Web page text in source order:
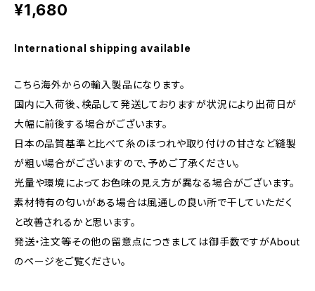
¥1,680
International shipping available
こちら海外からの輸入製品になります。
国内に入荷後、検品して発送しておりますが状況により出荷日が
大幅に前後する場合がございます。
日本の品質基準と比べて糸のほつれや取り付けの甘さなど縫製
が粗い場合がございますので、予めご了承ください。
光量や環境によってお色味の見え方が異なる場合がございます。
素材特有の匂いがある場合は風通しの良い所で干していただく
と改善されるかと思います。
発送・注文等その他の留意点につきましては御手数ですがAbout
のページをご覧ください。